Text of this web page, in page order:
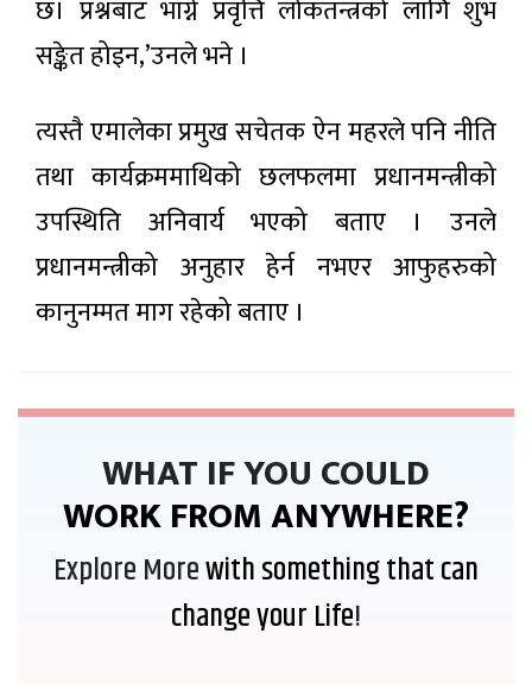
र फाइभजी
विस्तारमा जोड
पुरानो
ऐतिहासिक
गलकोट
मल्लकालीन
आकर्षण,
एकै वर्षमा
भित्रिए २०
हजार
पर्यटक
७ घण्टा अगाडी
लोकप्रिय
समाचार
देशभर
वर्षाको
सम्भावना,
सतर्कता
अपनाउन
सेवा
आठबुँदे कडा
निर्देशन: फोजी
गुणस्तर सुधार
र फाइभजी
विस्तारमा जोड
वीरगन्ज
नाकाबाट
आयात
७ घण्टा अगाडी
छ। प्रश्नबाट भाग्ने प्रवृत्ति लोकतन्त्रको लागि शुभ
सङ्केत होइन,’उनले भने ।
त्यस्तै एमालेका प्रमुख सचेतक ऐन महरले पनि नीति
तथा कार्यक्रममाथिको छलफलमा प्रधानमन्त्रीको
उपस्थिति अनिवार्य भएको बताए । उनले
प्रधानमन्त्रीको अनुहार हेर्न नभएर आफुहरुको
कानुनम्मत माग रहेको बताए ।
WHAT IF YOU COULD
WORK FROM ANYWHERE?
Explore Morewith something that can
change your Life!